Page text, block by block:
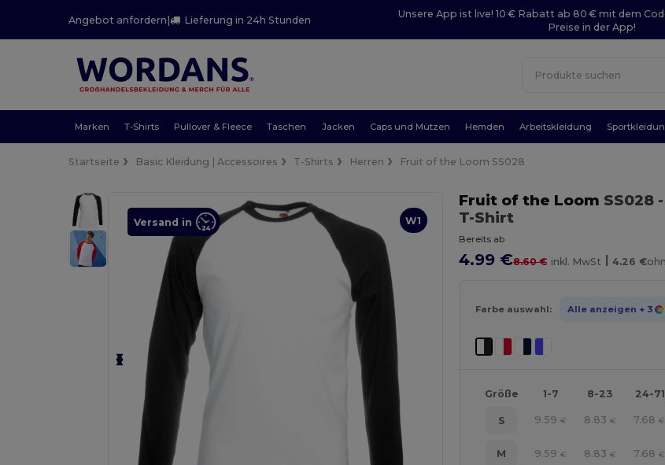
Angebot anfordern| Lieferung in 24h Stunden
Unsere App ist live! 10 € Rabatt ab 80 € mit dem
Preise in der App!
Marken T-Shirts Pullover & Fleece Taschen Jacken Caps und Mützen Hemden Arbeitskleidung
Startseite Basic Kleidung | Accessoires T-Shirts Herren Fruit of the Loom SS028
W1
Versand in
Fruit of the Loom SS028
T-Shirt
Bereits ab
4.99 €8.60 € inkl. MwSt | 4.26 €
Farbe auswahl: Alle anzeigen + 3
Größe 1-7 8-23 24-71
S 9.59 € 8.83 € 7.68 €
M 9.59 € 8.83 € 7.68 €